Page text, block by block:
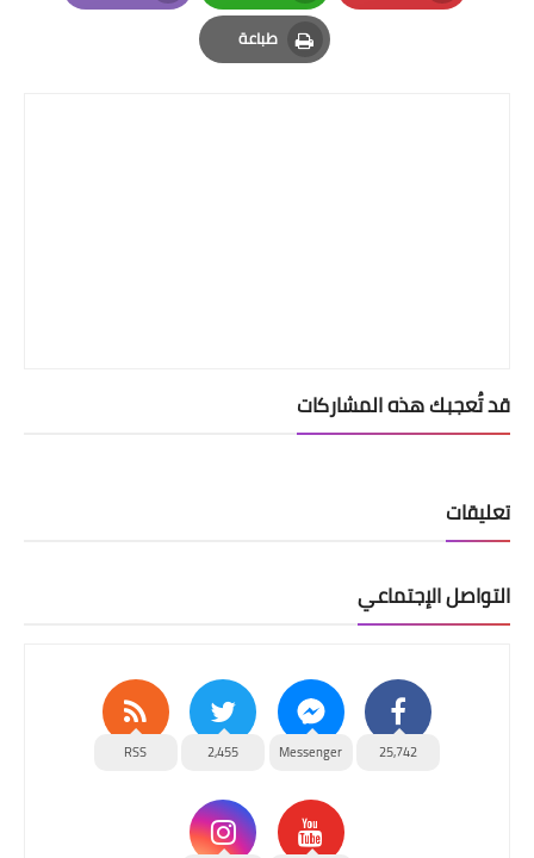
Pinterest
Whatsapp
Email
طباعة
Print
قد تُعجبك هذه المشاركات
تعليقات
التواصل الإجتماعي
25,742
Messenger
2,455
RSS